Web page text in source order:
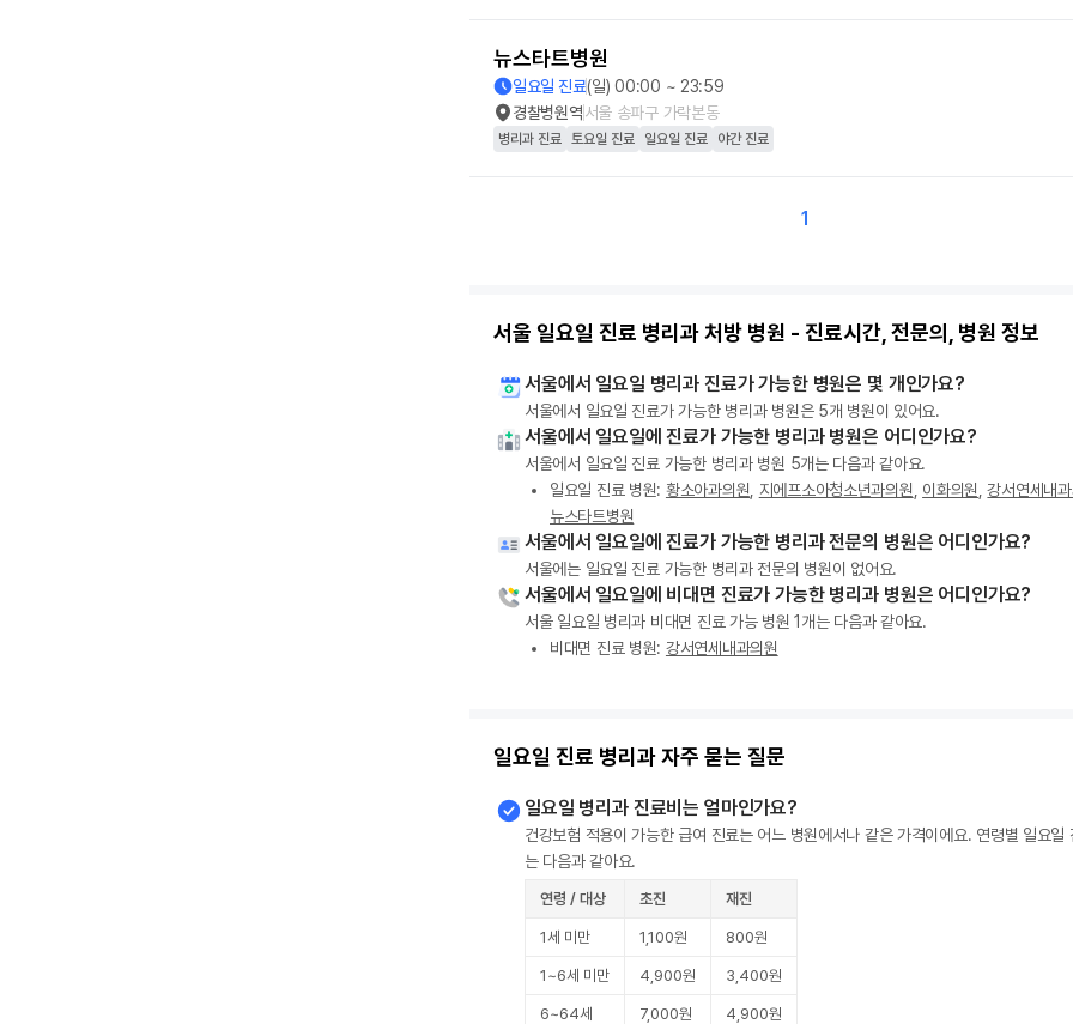
뉴스타트병원
일요일 진료(일) 00:00 ~ 23:59
경찰병원역서울 송파구 가락본동
병리과 진료 토요일 진료 일요일 진료 야간 진료
1
서울 일요일 진료 병리과 처방 병원 - 진료시간, 전문의, 병원 정보
서울에서 일요일 병리과 진료가 가능한 병원은 몇 개인가요?
서울에서 일요일 진료가 가능한 병리과 병원은 5개 병원이 있어요.
서울에서 일요일에 진료가 가능한 병리과 병원은 어디인가요?
서울에서 일요일 진료 가능한 병리과 병원 5개는 다음과 같아요.
일요일 진료 병원: 황소아과의원 지에프소아청소년과의원 이화의원 ,강서연세내과
뉴스타트병원
서울에서 일요일에 진료가 가능한 병리과 전문의 병원은 어디인가요?
서울에는 일요일 진료 가능한 병리과 전문의 병원이 없어요.
서울에서 일요일에 비대면 진료가 가능한 병리과 병원은 어디인가요?
서울 일요일 병리과 비대면 진료 가능 병원 1개는 다음과 같아요.
비대면 진료 병원: 강서연세내과의원
일요일 진료 병리과 자주 묻는 질문
일요일 병리과 진료비는 얼마인가요?
건강보험 적용이 가능한 급여 진료는 어느 병원에서나 같은 가격이에요. 연령별 일요일
는 다음과 같아요.
연령 / 대상 초진 재진
1세 미만 1,100원 800원
1~6세 미만 4,900원 3,400원
6~64세 7,000원 4,900원